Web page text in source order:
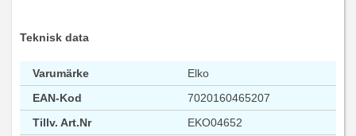
Teknisk data
Varumärke
Elko
EAN-Kod
7020160465207
Tillv. Art.Nr
EKO04652